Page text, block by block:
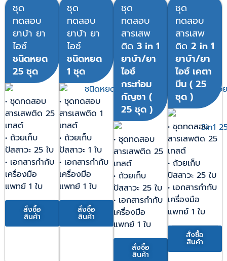
ชุด
ทดสอบ
ยาบ้า ยา
ไอซ์
ชนิดหยด
25 ชุด
• ชุดทดสอบ
สารเสพติด 25
เทสต์
• ถ้วยเก็บ
ปัสสาวะ 25 ใบ
• เอกสารกำกับ
เครื่องมือ
แพทย์ 1 ใบ
สั่งซื้อ
สินค้า
ชุด
ทดสอบ
ยาบ้า ยา
ไอซ์
ชนิดหยด
1 ชุด
• ชุดทดสอบ
สารเสพติด 1
เทสต์
• ถ้วยเก็บ
ปัสสาวะ 1 ใบ
• เอกสารกำกับ
เครื่องมือ
แพทย์ 1 ใบ
สั่งซื้อ
สินค้า
ชุด
ทดสอบ
สารเสพ
ติด 3 in 1
ยาบ้า/ยา
ไอซ์
กระท่อม
กัญชา (
25 ชุด )
• ชุดทดสอบ
สารเสพติด 25
เทสต์
• ถ้วยเก็บ
ปัสสาวะ 25 ใบ
• เอกสารกำกับ
เครื่องมือ
แพทย์ 1 ใบ
สั่งซื้อ
สินค้า
ชุด
ทดสอบ
สารเสพ
ติด 2 in 1
ยาบ้า/ยา
ไอซ์ เคตา
มีน ( 25
ชุด )
• ชุดทดสอบ
สารเสพติด 25
เทสต์
• ถ้วยเก็บ
ปัสสาวะ 25 ใบ
• เอกสารกำกับ
เครื่องมือ
แพทย์ 1 ใบ
สั่งซื้อ
สินค้า